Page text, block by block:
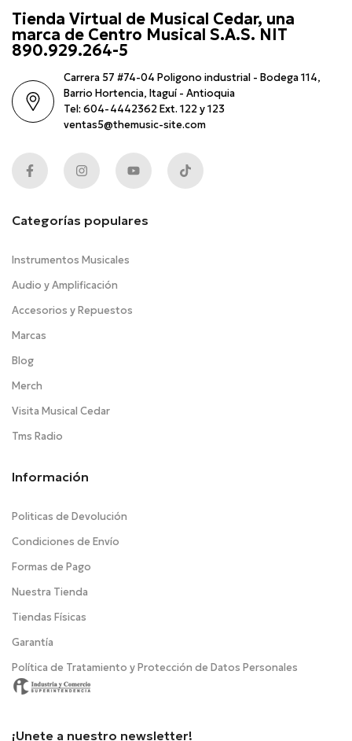
Tienda Virtual de Musical Cedar, una
marca de Centro Musical S.A.S. NIT
890.929.264-5
Carrera 57 #74-04 Poligono industrial - Bodega 114,
Barrio Hortencia, Itaguí - Antioquia
Tel: 604-4442362 Ext. 122 y 123
ventas5@themusic-site.com
Categorías populares
Instrumentos Musicales
Audio y Amplificación
Accesorios y Repuestos
Marcas
Blog
Merch
Visita Musical Cedar
Tms Radio
Información
Politicas de Devolución
Condiciones de Envío
Formas de Pago
Nuestra Tienda
Tiendas Físicas
Garantía
Política de Tratamiento y Protección de Datos Personales
¡Unete a nuestro newsletter!